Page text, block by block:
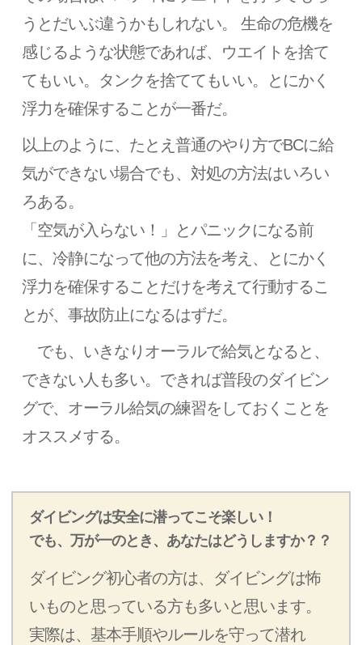
うとだいぶ違うかもしれない。 生命の危機を
感じるような状態であれば、ウエイトを捨て
てもいい。タンクを捨ててもいい。とにかく
浮力を確保することが一番だ。
以上のように、たとえ普通のやり方でBCに給
気ができない場合でも、対処の方法はいろい
ろある。
「空気が入らない！」とパニックになる前
に、冷静になって他の方法を考え、とにかく
浮力を確保することだけを考えて行動するこ
とが、事故防止になるはずだ。
でも、いきなりオーラルで給気となると、
できない人も多い。できれば普段のダイビン
グで、オーラル給気の練習をしておくことを
オススメする。
ダイビングは安全に潜ってこそ楽しい！
でも、万が一のとき、あなたはどうしますか？？
ダイビング初心者の方は、ダイビングは怖
いものと思っている方も多いと思います。
実際は、基本手順やルールを守って潜れ